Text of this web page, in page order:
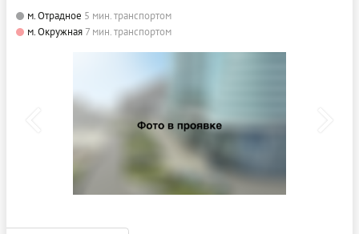
м. Отрадное 5 мин. транспортом
м. Окружная 7 мин. транспортом